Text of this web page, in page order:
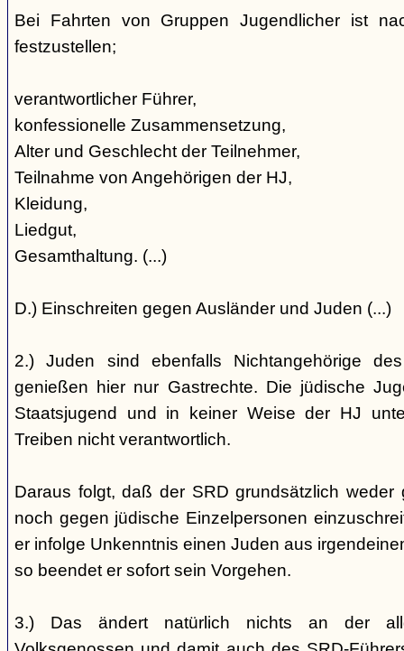
Bei Fahrten von Gruppen Jugendlicher ist
festzustellen;
verantwortlicher Führer,
konfessionelle Zusammensetzung,
Alter und Geschlecht der Teilnehmer,
Teilnahme von Angehörigen der HJ,
Kleidung,
Liedgut,
Gesamthaltung. (...)
D.) Einschreiten gegen Ausländer und Juden (...)
2.) Juden sind ebenfalls Nichtangehörige
genießen hier nur Gastrechte. Die jüdische
Staatsjugend und in keiner Weise der HJ
Treiben nicht verantwortlich.
Daraus folgt, daß der SRD grundsätzlich weder
noch gegen jüdische Einzelpersonen
er infolge Unkenntnis einen Juden aus
so beendet er sofort sein Vorgehen.
3.) Das ändert natürlich nichts an der